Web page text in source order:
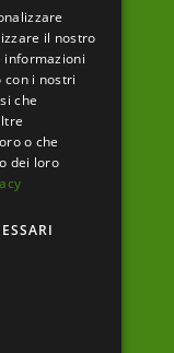
il nostro
informazioni
i nostri
che
o che
dei loro